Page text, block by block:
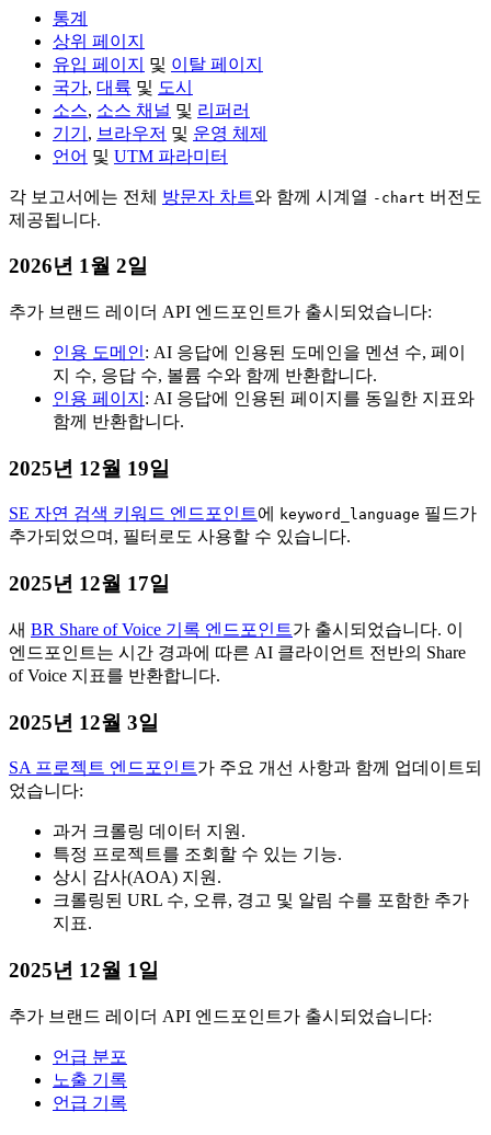
통계
상위 페이지
유입 페이지
및 이탈 페이지
국가, 대륙 및 도시
소스, 소스 채널 및 리퍼러
기기 , 브라우저 및 운영 체제
언어 및 UTM 파라미터
각 보고서에는 전체 방문자 차트와 함께 시계열 -chart 버전도
제공됩니다.
2026년 1월 2일
추가 브랜드 레이더 API 엔드포인트가 출시되었습니다:
인용 도메인: AI 응답에 인용된 도메인을 멘션 수, 페이
지 수, 응답 수, 볼륨 수와 함께 반환합니다.
인용 페이지 : AI 응답에 인용된 페이지를 동일한 지표와
함께 반환합니다.
2025년 12월 19일
SE 자연 검색 키워드 엔드포인트에 keyword_language 필드가
추가되었으며, 필터로도 사용할 수 있습니다.
2025년 12월 17일
새 BR Share of Voice 기록 엔드포인트가 출시되었습니다. 이
엔드포인트는 시간 경과에 따른 AI 클라이언트 전반의 Share
of Voice 지표를 반환합니다.
2025년 12월 3일
SA 프로젝트 엔드포인트가 주요 개선 사항과 함께 업데이트되
었습니다:
과거 크롤링 데이터 지원.
특정 프로젝트를 조회할 수 있는 기능.
상시 감사(AOA) 지원.
크롤링된 URL 수, 오류, 경고 및 알림 수를 포함한 추가
지표.
2025년 12월 1일
추가 브랜드 레이더 API 엔드포인트가 출시되었습니다:
언급 분포
노출 기록
언급 기록